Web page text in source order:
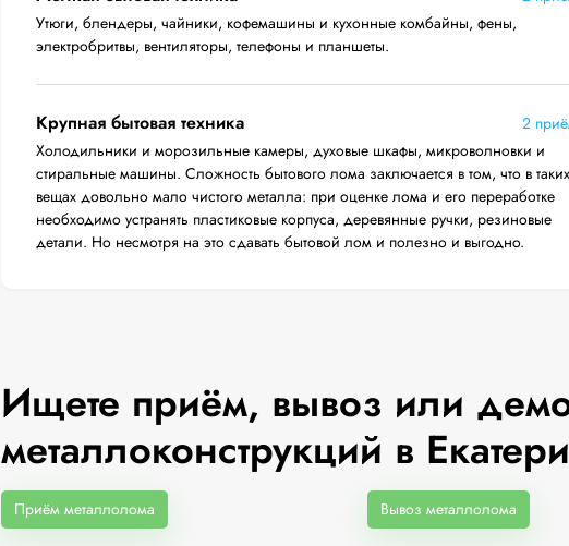
Утюги, блендеры, чайники, кофемашины и кухонные комбайны, фены,
электробритвы, вентиляторы, телефоны и планшеты.
Крупная бытовая техника
2
Холодильники и морозильные камеры, духовые шкафы, микроволновки и
стиральные машины. Сложность бытового лома заключается в том, что в таких
вещах довольно мало чистого металла: при оценке лома и его переработке
необходимо устранять пластиковые корпуса, деревянные ручки, резиновые
детали. Но несмотря на это сдавать бытовой лом и полезно и выгодно.
Ищете приём, вывоз или
металлоконструкций в
Приём металлолома Вывоз металлолома